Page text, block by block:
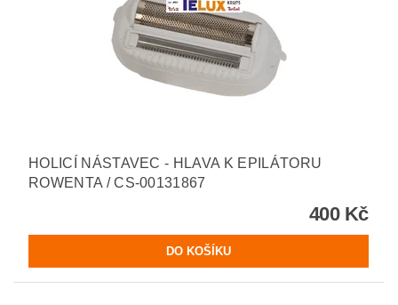
HOLICÍ NÁSTAVEC - HLAVA K EPILÁTORU
ROWENTA / CS-00131867
400 Kč